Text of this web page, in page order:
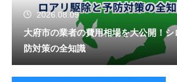
2026.08.09
大府市の業者の費用相場を大公開！
防対策の全知識